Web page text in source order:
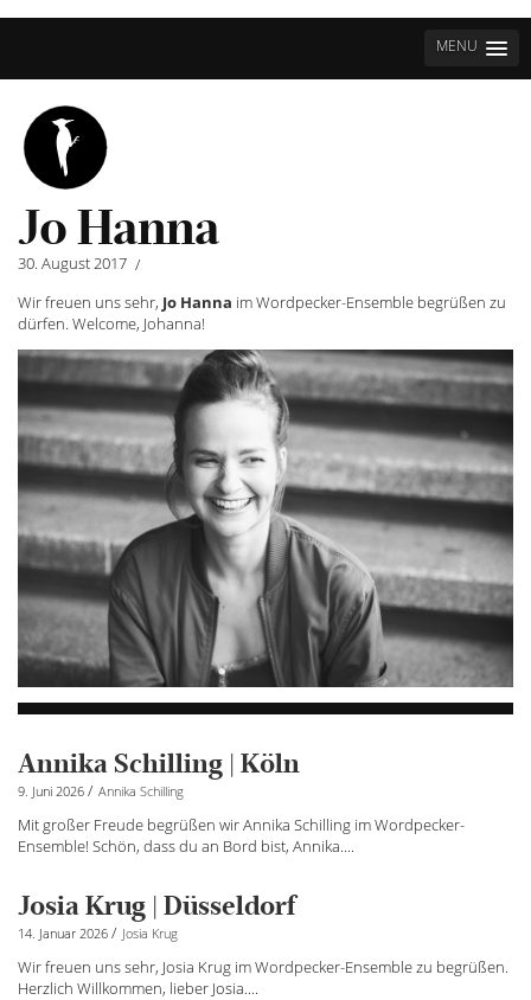
MENU
Jo Hanna
30. August 2017 /
Wir freuen uns sehr, Jo Hanna im Wordpecker-Ensemble begrüßen zu
dürfen. Welcome, Johanna!
Annika Schilling | Köln
9. Juni 2026 / Annika Schilling
Mit großer Freude begrüßen wir Annika Schilling im Wordpecker-
Ensemble! Schön, dass du an Bord bist, Annika....
Josia Krug | Düsseldorf
14. Januar 2026 / Josia Krug
Wir freuen uns sehr, Josia Krug im Wordpecker-Ensemble zu begrüßen.
Herzlich Willkommen, lieber Josia....